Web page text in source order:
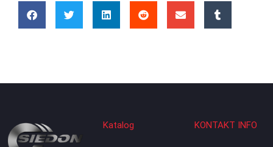
KONTAKT INFO
Katalog